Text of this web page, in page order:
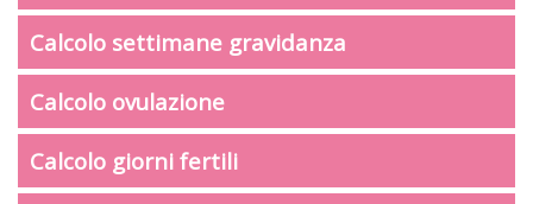
Calcolo settimane gravidanza
Calcolo ovulazione
Calcolo giorni fertili